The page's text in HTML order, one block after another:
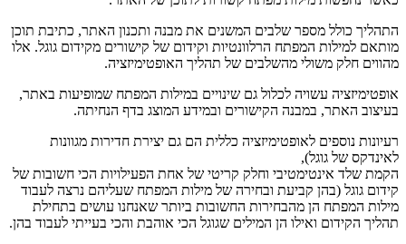
התהליך כולל מספר שלבים המשנים את מבנה ותכנון האתר, כתיבת תוכן
מותאם למילות המפתח הרלוונטיות וקידום של קישורים מקידום גוגל. אלו
מהווים חלק משולי מהשלבים של תהליך האופטימיזציה.
אופטימיזציה עשויה לכלול גם שינויים במילות המפתח שמופיעות באתר,
בעיצוב האתר, במבנה הקישורים ובמידע המוצג בדף הנחיתה.
רעיונות נוספים לאופטימיזציה כללית הם גם יצירת חדירות מגוונות
לאינדקס של גוגל),
הקמת שלד אינטימטיבי וחלק קריטי של אחת הפעילויות הכי חשובות של
קידום גוגל (בהן קביעת ובחירה של מילות המפתח שעליהם נרצה לעבוד
מילות המפתח הן מהבחירות החשובות ביותר שאנחנו עושים בתחילת
תהליך הקידום ואילו הן המילים שגוגל הכי אוהבת והכי בעייתי לעבוד בהן.